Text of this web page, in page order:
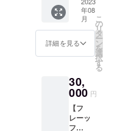
子様1名
入店可)
とス
テッ
カー2枚
③オー
プニン
×2枚(1
枚につ
き大人1
名・小
学生以
ご利用
期間：
2023年
9月～
2024年
8月ま
のサー
ビス券
と併用
不可。
1000円
以上の
年08
月
詳細を見る
こ
の
リ
タ
ー
ン
を
選
択
す
る
30,
000 円
【フ
レーッ
フ